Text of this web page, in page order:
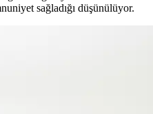
sağladığı düşünülüyor.